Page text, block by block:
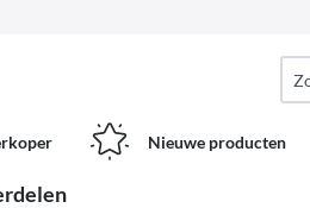
Nieuwe producten